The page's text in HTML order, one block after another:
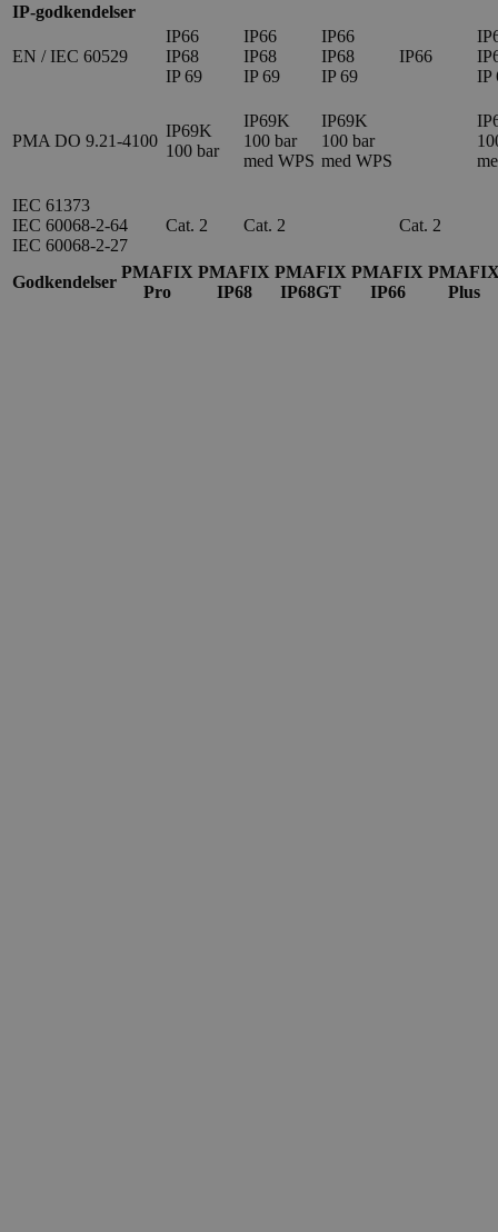
IP-godkendelser
EN / IEC 60529
IP66
IP68
IP 69
IP66
IP68
IP 69
IP66
IP68
IP 69
IP66
IP
PMA DO 9.21-4100
IP69K
100 bar
IP69K
100 bar
med WPS
IP69K
100 bar
med WPS
IEC 61373
IEC 60068-2-64
IEC 60068-2-27
Cat. 2 Cat. 2 Cat. 2
Godkendelser
PMAFIX
Pro
PMAFIX
IP68
PMAFIX
IP68GT
PMAFIX
IP66
Plus